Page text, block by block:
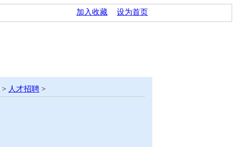
加入收藏 设为首页
> 人才招聘 >